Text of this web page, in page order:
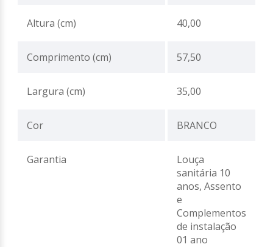
Altura (cm) 40,00
Comprimento (cm) 57,50
Largura (cm) 35,00
Cor BRANCO
Garantia
Louça
sanitária 10
anos, Assento
e
Complementos
de instalação
01 ano